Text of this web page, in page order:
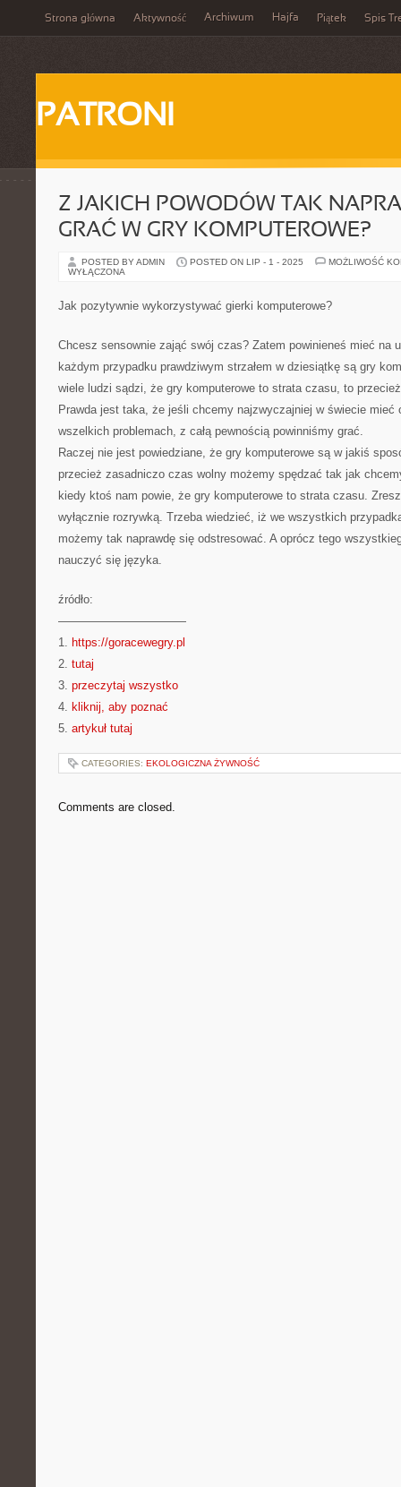
Strona główna Aktywność Archiwum Hajfa Piątek Spis
PATRONI
Z JAKICH POWODÓW TAK
GRAĆ W GRY KOMPUTEROWE?
POSTED BY ADMIN POSTED ON LIP - 1 - 2025
MOŻLIWOŚĆ
WYŁĄCZONA
Jak pozytywnie wykorzystywać gierki komputerowe?
Chcesz sensownie zająć swój czas? Zatem powinieneś mieć na
każdym przypadku prawdziwym strzałem w dziesiątkę są gry
wiele ludzi sądzi, że gry komputerowe to strata czasu, to
Prawda jest taka, że jeśli chcemy najzwyczajniej w świecie mieć
wszelkich problemach, z całą pewnością powinniśmy grać.
Raczej nie jest powiedziane, że gry komputerowe są w jakiś
przecież zasadniczo czas wolny możemy spędzać tak jak
kiedy ktoś nam powie, że gry komputerowe to strata czasu.
wyłącznie rozrywką. Trzeba wiedzieć, iż we wszystkich
możemy tak naprawdę się odstresować. A oprócz tego
nauczyć się języka.
źródło:
———————————
1. https://goracewegry.pl
2. tutaj
3. przeczytaj wszystko
4. kliknij, aby poznać
5. artykuł tutaj
CATEGORIES: EKOLOGICZNA ŻYWNOŚĆ
Comments are closed.